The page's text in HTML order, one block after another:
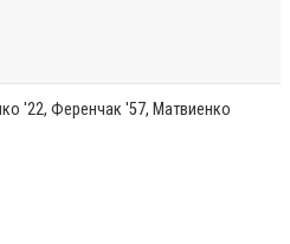
'22, Ференчак '57, Матвиенко